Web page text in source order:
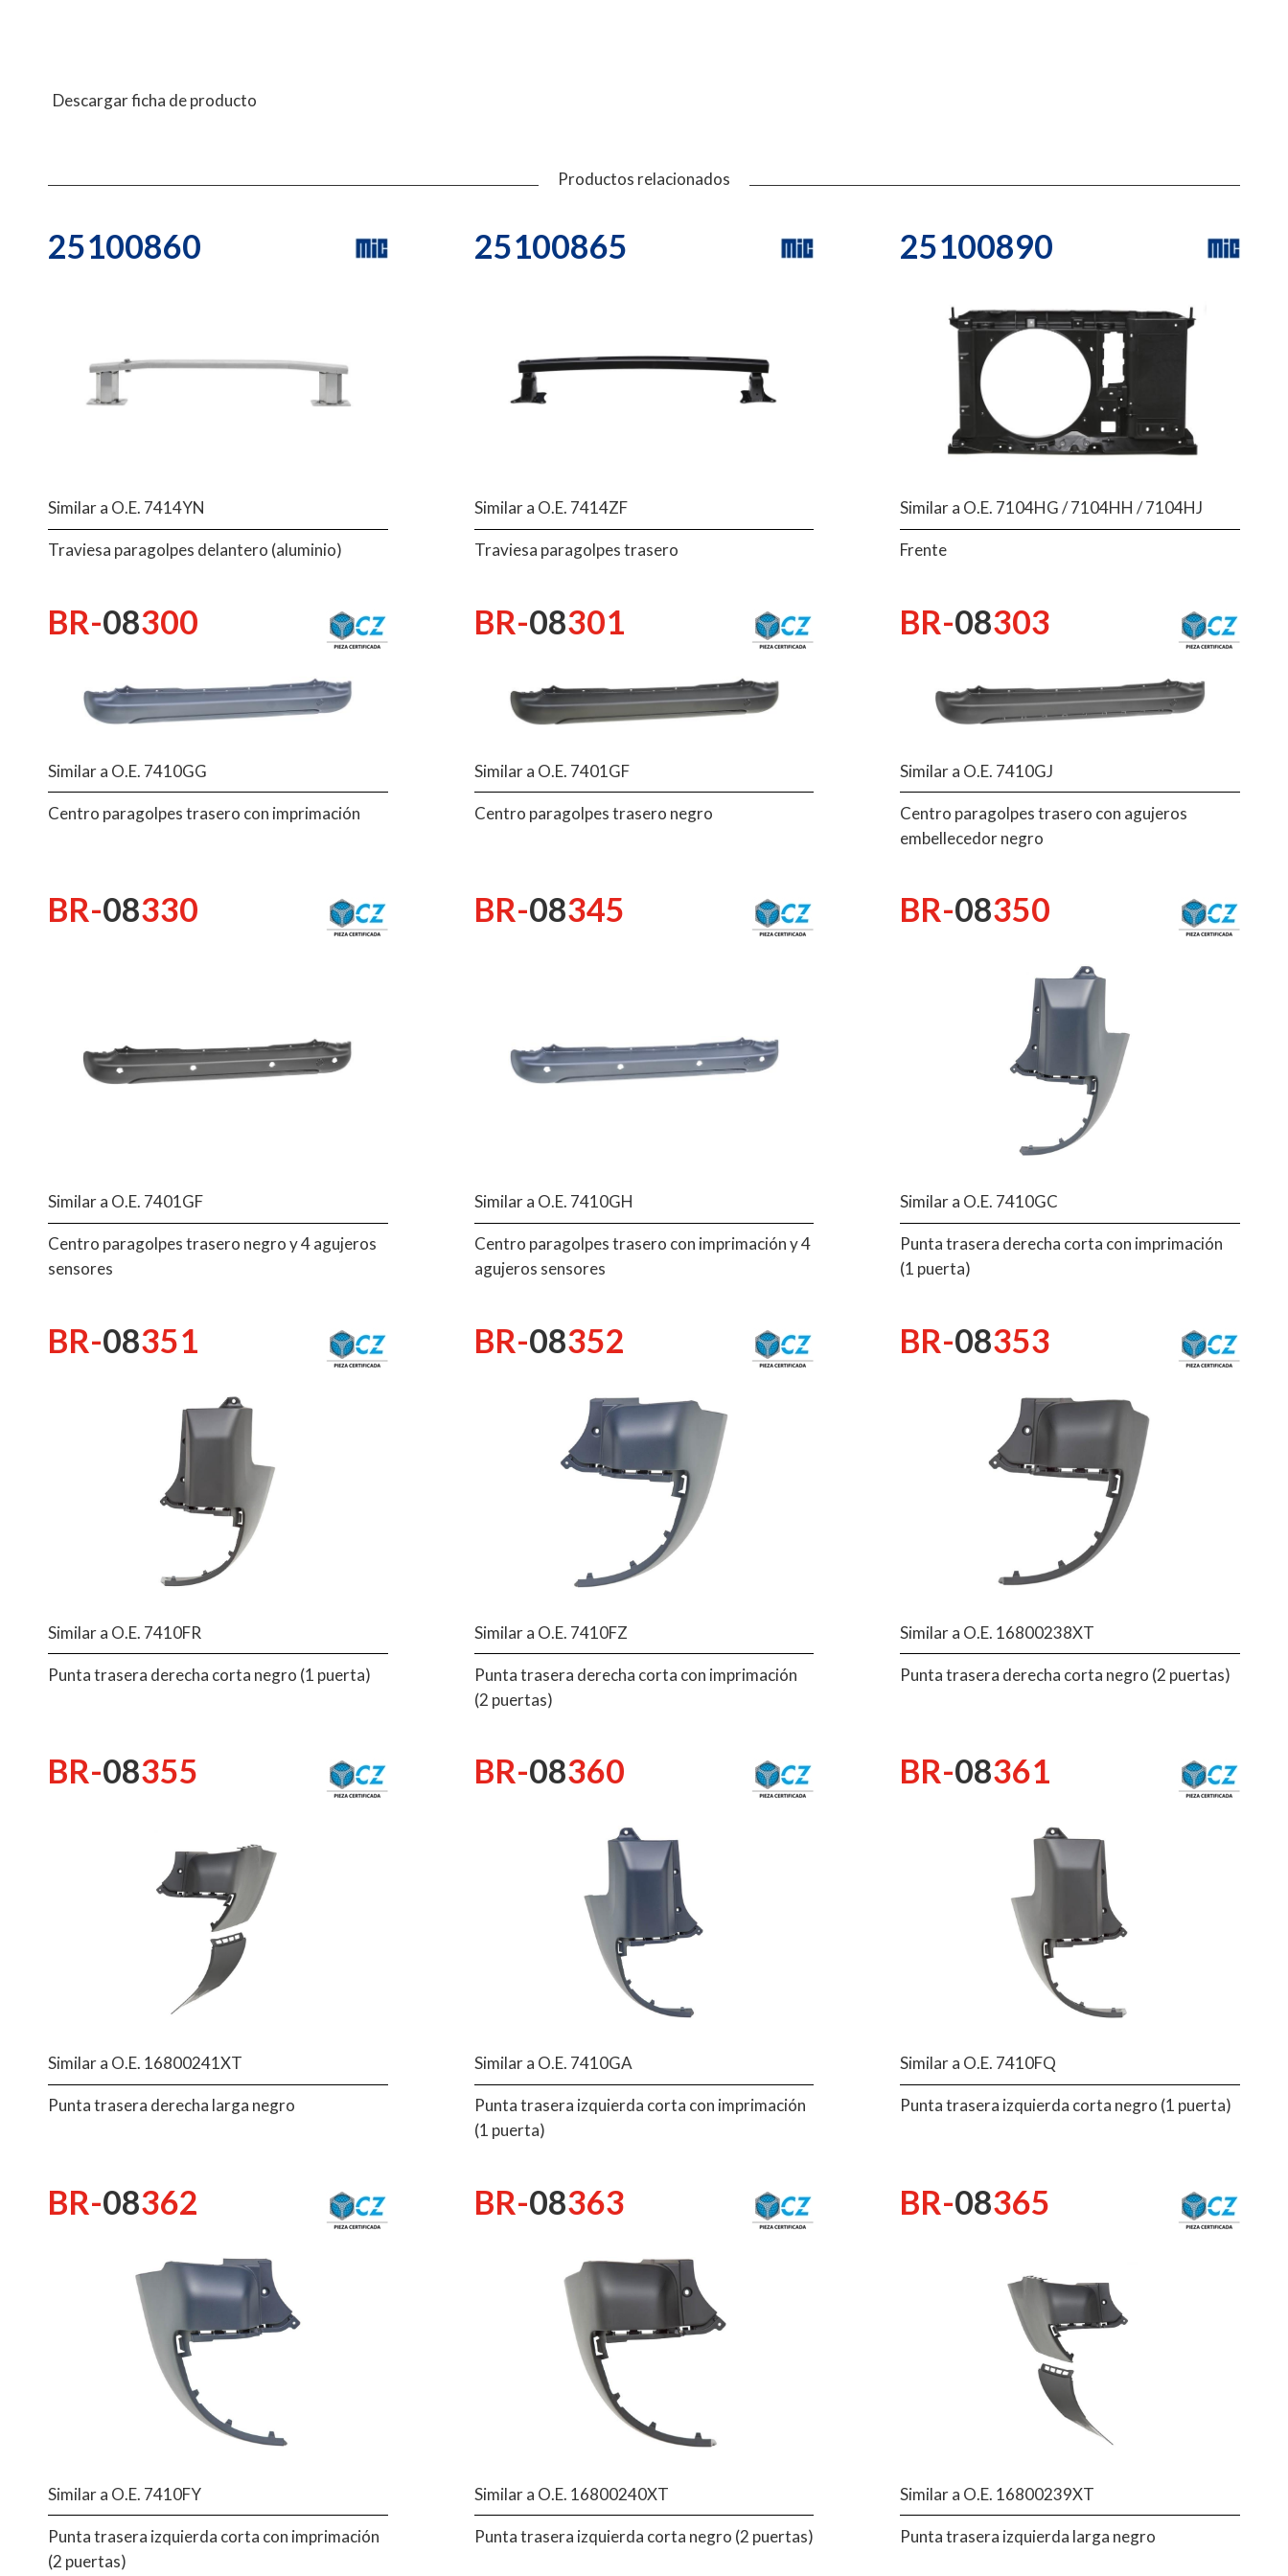
Descargar ficha de producto
Productos relacionados
25100860
Similar a O.E. 7414YN
Traviesa paragolpes delantero (aluminio)
25100865
Similar a O.E. 7414ZF
Traviesa paragolpes trasero
25100890
Similar a O.E. 7104HG / 7104HH / 7104HJ
Frente
BR-08300
Similar a O.E. 7410GG
Centro paragolpes trasero con imprimación
BR-08301
Similar a O.E. 7401GF
Centro paragolpes trasero negro
BR-08303
Similar a O.E. 7410GJ
Centro paragolpes trasero con agujeros
embellecedor negro
BR-08330
Similar a O.E. 7401GF
Centro paragolpes trasero negro y 4 agujeros
sensores
BR-08345
Similar a O.E. 7410GH
Centro paragolpes trasero con imprimación y 4
agujeros sensores
BR-08350
Similar a O.E. 7410GC
Punta trasera derecha corta con imprimación
(1 puerta)
BR-08351
Similar a O.E. 7410FR
Punta trasera derecha corta negro (1 puerta)
BR-08352
Similar a O.E. 7410FZ
Punta trasera derecha corta con imprimación
(2 puertas)
BR-08353
Similar a O.E. 16800238XT
Punta trasera derecha corta negro (2 puertas)
BR-08355
Similar a O.E. 16800241XT
Punta trasera derecha larga negro
BR-08360
Similar a O.E. 7410GA
Punta trasera izquierda corta con imprimación
(1 puerta)
BR-08361
Similar a O.E. 7410FQ
Punta trasera izquierda corta negro (1 puerta)
BR-08362
Similar a O.E. 7410FY
Punta trasera izquierda corta con imprimación
(2 puertas)
BR-08363
Similar a O.E. 16800240XT
Punta trasera izquierda corta negro (2 puertas)
BR-08365
Similar a O.E. 16800239XT
Punta trasera izquierda larga negro